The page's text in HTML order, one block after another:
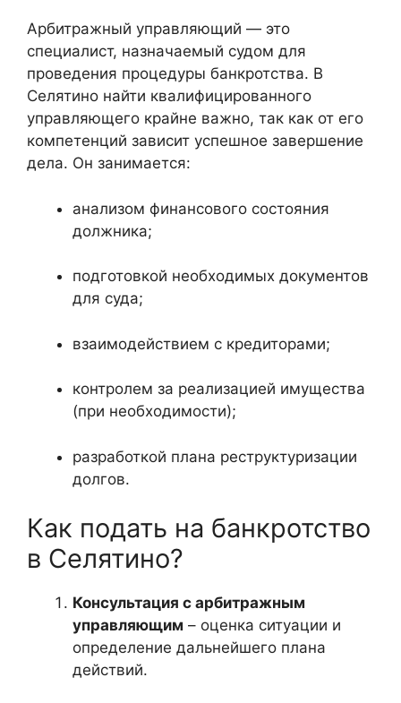
Арбитражный управляющий — это
специалист, назначаемый судом для
проведения процедуры банкротства. В
Селятино найти квалифицированного
управляющего крайне важно, так как от его
компетенций зависит успешное завершение
дела. Он занимается:
анализом финансового состояния
должника;
подготовкой необходимых документов
для суда;
взаимодействием с кредиторами;
контролем за реализацией имущества
(при необходимости);
разработкой плана реструктуризации
долгов.
Как подать на банкротство
в Селятино?
Консультация с арбитражным
управляющим – оценка ситуации и
определение дальнейшего плана
действий.